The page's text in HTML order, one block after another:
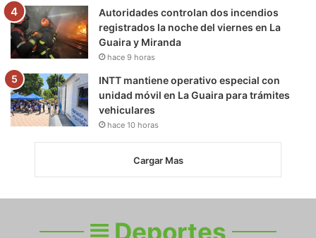
Autoridades controlan dos incendios
registrados la noche del viernes en La
Guaira y Miranda
hace 9 horas
INTT mantiene operativo especial con
unidad móvil en La Guaira para trámites
vehiculares
hace 10 horas
Cargar Mas
Deportes